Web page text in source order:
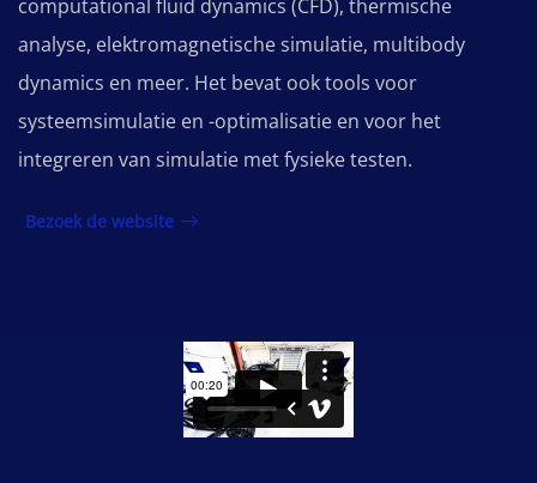
computational fluid dynamics (CFD), thermische
analyse, elektromagnetische simulatie, multibody
dynamics en meer. Het bevat ook tools voor
systeemsimulatie en -optimalisatie en voor het
integreren van simulatie met fysieke testen.
Bezoek de website